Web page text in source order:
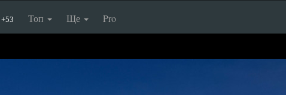
+53 Топ Ще Pro